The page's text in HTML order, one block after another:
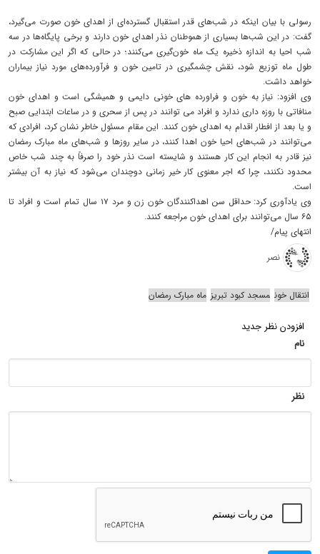
رسولی با بیان اینکه در شب‌های قدر استقبال گسترده‌ای از اهدای خون صورت می‌گیرد،
گفت: در این شب‌ها بسیاری از هموطنان نذر اهدای خون دارند و برخی پایگاه‌ها در سه
شب احیا به اندازه ذخیره یک ماه خون‌گیری می‌کنند؛ در حالی که اگر این مشارکت در
طول ماه توزیع شود، نقش چشمگیری در تامین خون و فرآورده‌های مورد نیاز بیماران
خواهد داشت.
وی افزود: نیاز به خون و فراورده های خونی دایمی و همیشگی است و اهدای خون
منافاتی با روزه داری ندارد و افراد می توانند در پس از سحری و در ساعات ابتدایی صبح
و یا بعد از افطار اقدام به اهدای خون کنند. این مقام مسئول خاطر نشان کرد، افرادی که
می‌توانند در شب‌های احیا خون اهدا کنند، در سایر روزها و شب‌های ماه مبارک رمضان
نیز قادر به انجام این کار هستند و شایسته است نذر خود را صرفاً به چند شب خاص
محدود نکنند، چرا که اجر معنوی کار خیر زمانی دوچندان می‌شود که نیاز به آن بیشتر
است.
وی یادآوری کرد: حداقل سن اهداکنندگان خون زن و مرد ۱۷ سال تمام است و افراد تا
۶۵ سال می‌توانند برای اهدای خون مراجعه کنند.
انتهای پیام/
نصر
انتقال خون مسجد کبود تبریز ماه مبارک رمضان
افزودن نظر جدید
نام
نظر